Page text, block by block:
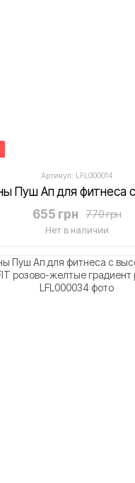
Артикул: LFL000014
770 грн
655 грн
Нет в наличии